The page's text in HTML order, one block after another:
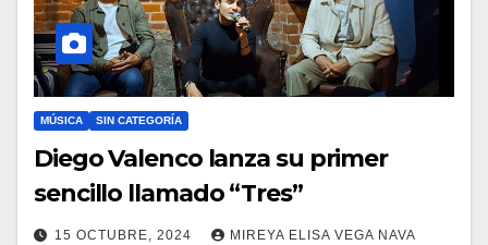
MÚSICA SIN CATEGORÍA
Diego Valenco lanza su primer
sencillo llamado “Tres”
15 OCTUBRE, 2024 MIREYA ELISA VEGA NAVA